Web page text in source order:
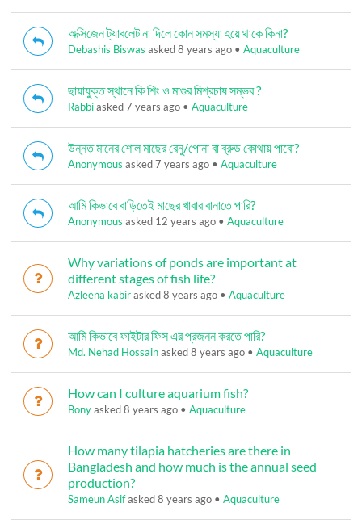
অক্সিজেন ট্যাবলেট না দিলে কোন সমস্যা হয়ে থাকে কিনা?
Debashis Biswas asked 8 years ago •Aquaculture
ছায়াযুক্ত স্থানে কি শিং ও মাগুর মিশ্রচাষ সম্ভব ?
Rabbiasked 7 years ago •Aquaculture
উন্নত মানের শোল মাছের রেনু/পোনা বা ব্রুড কোথায় পাবো?
Anonymous asked 7 years ago •Aquaculture
আমি কিভাবে বাড়িতেই মাছের খাবার বানাতে পারি?
Anonymous asked 12 years ago •Aquaculture
Why variations of ponds are important at
different stages of fish life?
Azleena kabirasked 8 years ago •Aquaculture
আমি কিভাবে ফাইটার ফিস এর প্রজনন করতে পারি?
Md. Nehad Hossainasked 8 years ago •Aquaculture
How can I culture aquarium fish?
Bonyasked 8 years ago •Aquaculture
How many tilapia hatcheries are there in
Bangladesh and how much is the annual seed
production?
Sameun Asifasked 8 years ago •Aquaculture